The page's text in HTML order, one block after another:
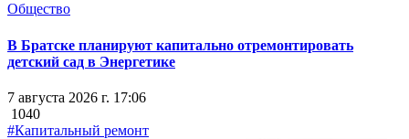
Общество
В Братске планируют капитально отремонтировать
детский сад в Энергетике
7 августа 2026 г. 17:06
1040
#Капитальный ремонт